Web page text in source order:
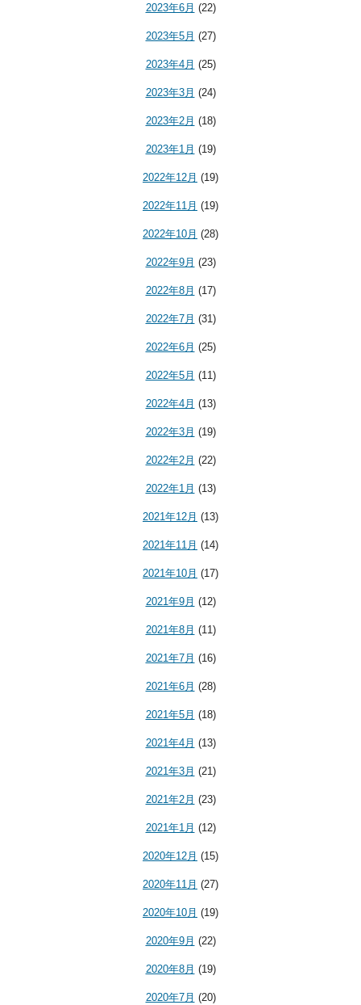
2023年6月 (22)
2023年5月 (27)
2023年4月 (25)
2023年3月 (24)
2023年2月 (18)
2023年1月 (19)
2022年12月 (19)
2022年11月 (19)
2022年10月 (28)
2022年9月 (23)
2022年8月 (17)
2022年7月 (31)
2022年6月 (25)
2022年5月 (11)
2022年4月 (13)
2022年3月 (19)
2022年2月 (22)
2022年1月 (13)
2021年12月 (13)
2021年11月 (14)
2021年10月 (17)
2021年9月 (12)
2021年8月 (11)
2021年7月 (16)
2021年6月 (28)
2021年5月 (18)
2021年4月 (13)
2021年3月 (21)
2021年2月 (23)
2021年1月 (12)
2020年12月 (15)
2020年11月 (27)
2020年10月 (19)
2020年9月 (22)
2020年8月 (19)
2020年7月 (20)